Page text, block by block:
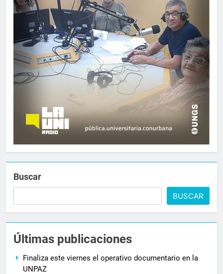
Buscar
BUSCAR
Últimas publicaciones
Finaliza este viernes el operativo documentario en la
UNPAZ